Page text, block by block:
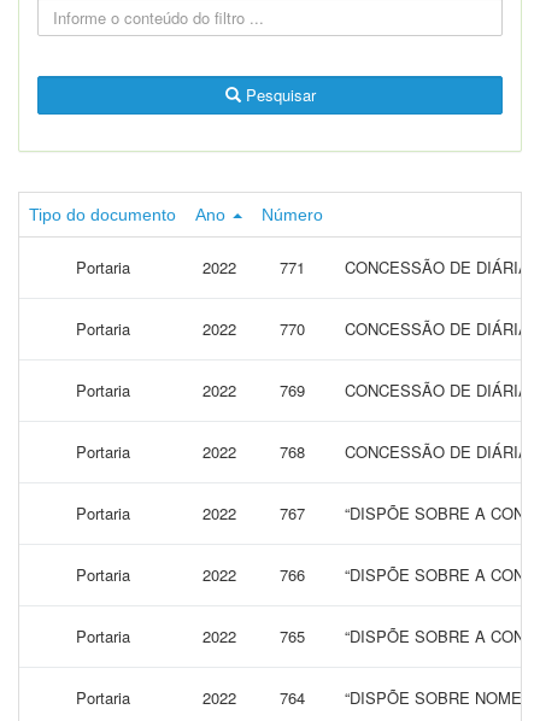
Pesquisar
Tipo do documento Ano Número
Portaria 2022 771 CONCESSÃO DE
Portaria 2022 770 CONCESSÃO DE
Portaria 2022 769 CONCESSÃO DE
Portaria 2022 768 CONCESSÃO DE
Portaria 2022 767 “DISPÕE SOBRE A
Portaria 2022 766 “DISPÕE SOBRE A
Portaria 2022 765 “DISPÕE SOBRE A
Portaria 2022 764 “DISPÕE SOBRE